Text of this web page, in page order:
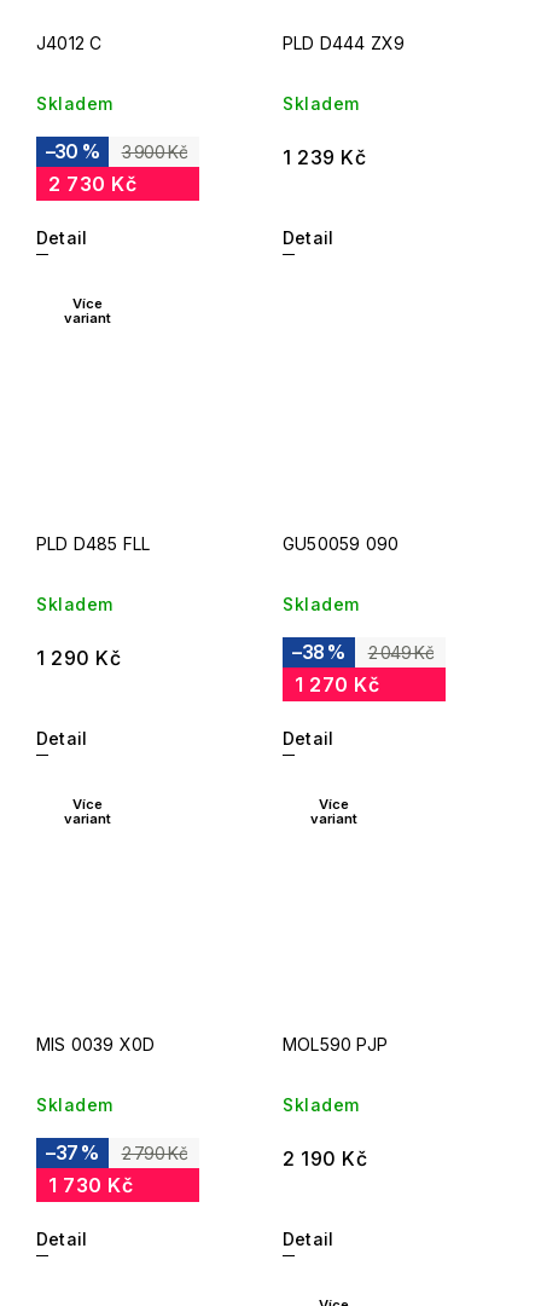
J4012 C
Skladem
3 900 Kč
–30 %
2 730 Kč
Detail
PLD D444 ZX9
Skladem
1 239 Kč
Detail
Více
variant
PLD D485 FLL
Skladem
1 290 Kč
Detail
GU50059 090
Skladem
2 049 Kč
–38 %
1 270 Kč
Detail
Více
variant
MIS 0039 X0D
Skladem
2 790 Kč
–37 %
1 730 Kč
Detail
Více
variant
MOL590 PJP
Skladem
2 190 Kč
Detail